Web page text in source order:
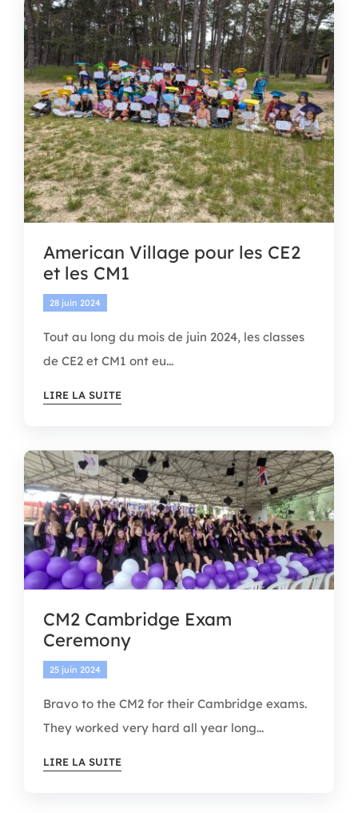
APEL
BOUTIQUE
CONTACT
American Village pour les CE2
et les CM1
28 juin 2024
Tout au long du mois de juin 2024, les classes
de CE2 et CM1 ont eu...
LIRE LA SUITE
CM2 Cambridge Exam
Ceremony
25 juin 2024
Bravo to the CM2 for their Cambridge exams.
They worked very hard all year long...
LIRE LA SUITE